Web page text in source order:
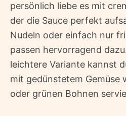
persönlich liebe es mit
der die Sauce perfekt
Nudeln oder einfach nur
passen hervorragend
leichtere Variante kannst
mit gedünstetem Gemüse
oder grünen Bohnen